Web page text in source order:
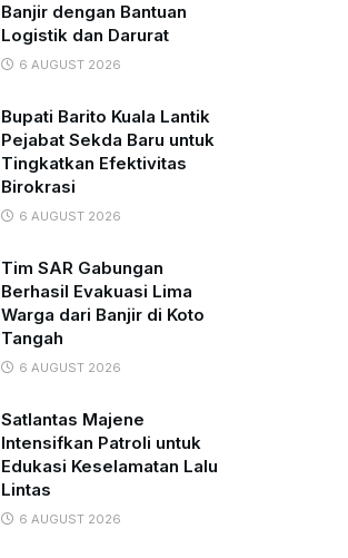
Banjir dengan Bantuan
Logistik dan Darurat
6 AUGUST 2026
Bupati Barito Kuala Lantik
Pejabat Sekda Baru untuk
Tingkatkan Efektivitas
Birokrasi
6 AUGUST 2026
Tim SAR Gabungan
Berhasil Evakuasi Lima
Warga dari Banjir di Koto
Tangah
6 AUGUST 2026
Satlantas Majene
Intensifkan Patroli untuk
Edukasi Keselamatan Lalu
Lintas
6 AUGUST 2026